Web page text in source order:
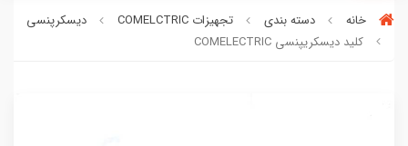
خانه دسته بندی تجهیزات COMELCTRIC
دیسکرپنسی
کلید دیسکریپنسی COMELECTRIC